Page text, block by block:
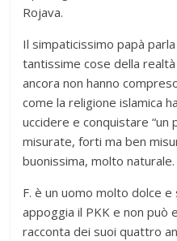
Rojava.
Il simpaticissimo papà
tantissime cose della
ancora non hanno
come la religione islamica
uccidere e conquistare “un
misurate, forti ma ben
buonissima, molto naturale.
F. è un uomo molto dolce
appoggia il PKK e non può
racconta dei suoi quattro